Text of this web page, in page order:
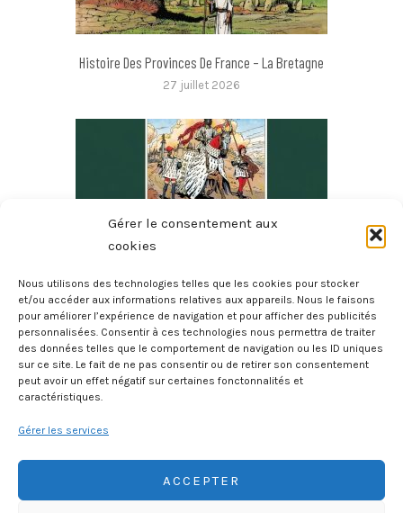
Gérer le consentement aux
cookies
Nous utilisons des technologies telles que les cookies pour stocker
et/ou accéder aux informations relatives aux appareils. Nous le faisons
pour améliorer l’expérience de navigation et pour afficher des publicités
personnalisées. Consentir à ces technologies nous permettra de traiter
des données telles que le comportement de navigation ou les ID uniques
sur ce site. Le fait de ne pas consentir ou de retirer son consentement
peut avoir un effet négatif sur certaines fonctonnalités et
caractéristiques.
Gérer les services
ACCEPTER
Histoire Des Provinces De France – La Bretagne
27 juillet 2026
2000 Deux Mille Ans D’histoire De La Bretagne
20 juillet 2026